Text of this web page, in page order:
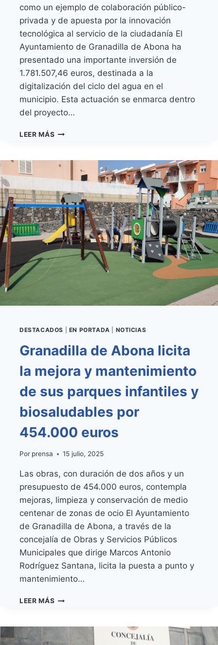
como un ejemplo de colaboración público-
privada y de apuesta por la innovación
tecnológica al servicio de la ciudadanía El
Ayuntamiento de Granadilla de Abona ha
presentado una importante inversión de
1.781.507,46 euros, destinada a la
digitalización del ciclo del agua en el
municipio. Esta actuación se enmarca dentro
del proyecto…
LEER MÁS GRANADILLA
INVIERTE
MILLONES
DE
EUROS
EN
LA
DIGITALIZACIÓN
DE
SU
RED
MEJORAR
EFICIENCIA
SOSTENIBILIDAD
DESTACADOS EN PORTADA NOTICIAS
Granadilla de Abona licita
la mejora y mantenimiento
de sus parques infantiles y
biosaludables por
454.000 euros
Por prensa 15 julio, 2025
Las obras, con duración de dos años y un
presupuesto de 454.000 euros, contempla
mejoras, limpieza y conservación de medio
centenar de zonas de ocio El Ayuntamiento
de Granadilla de Abona, a través de la
concejalía de Obras y Servicios Públicos
Municipales que dirige Marcos Antonio
Rodríguez Santana, licita la puesta a punto y
mantenimiento…
LEER MÁS GRANADILLA
LICITA